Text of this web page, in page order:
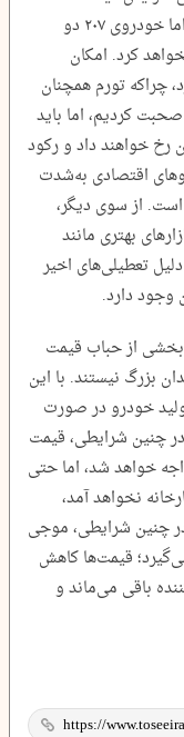
داشته‌اند و ممکن است مجدداً کاهش یابند. اما خودروی ۲۰۷ دو
کرد. امکان
چراکه تورم همچنان
کردیم، اما باید
خواهند داد و رکود
اقتصادی به‌شدت
از سوی دیگر،
بهتری مانند
تعطیلی‌های اخیر
وجود دارد.
بخشی از حباب قیمت
بزرگ نیستند. با این
خودرو در صورت
چنین شرایطی، قیمت
خواهد شد، اما حتی
نخواهد آمد،
چنین شرایطی، موجی
قیمت‌ها کاهش
باقی می‌ماند و